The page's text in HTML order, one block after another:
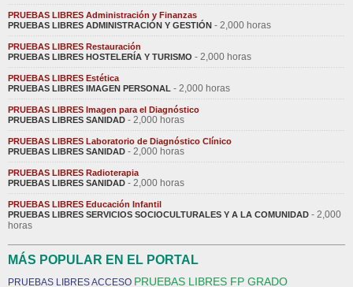
PRUEBAS LIBRES Administración y Finanzas
PRUEBAS LIBRES ADMINISTRACIÓN Y GESTIÓN - 2,000 horas
PRUEBAS LIBRES Restauración
PRUEBAS LIBRES HOSTELERÍA Y TURISMO - 2,000 horas
PRUEBAS LIBRES Estética
PRUEBAS LIBRES IMAGEN PERSONAL - 2,000 horas
PRUEBAS LIBRES Imagen para el Diagnóstico
PRUEBAS LIBRES SANIDAD - 2,000 horas
PRUEBAS LIBRES Laboratorio de Diagnóstico Clínico
PRUEBAS LIBRES SANIDAD - 2,000 horas
PRUEBAS LIBRES Radioterapia
PRUEBAS LIBRES SANIDAD - 2,000 horas
PRUEBAS LIBRES Educación Infantil
PRUEBAS LIBRES SERVICIOS SOCIOCULTURALES Y A LA COMUNIDAD - 2,000
horas
MÁS POPULAR EN EL PORTAL
PRUEBAS LIBRES ACCESO PRUEBAS LIBRES FP GRADO